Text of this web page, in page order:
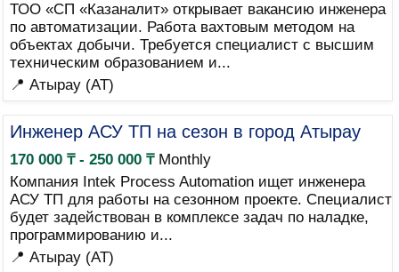
ТОО «СП «Казаналит» открывает вакансию инженера
по автоматизации. Работа вахтовым методом на
объектах добычи. Требуется специалист с высшим
техническим образованием и...
📍 Атырау (AT)
Инженер АСУ ТП на сезон в город Атырау
170 000 ₸ - 250 000 ₸Monthly
Компания Intek Process Automation ищет инженера
АСУ ТП для работы на сезонном проекте. Специалист
будет задействован в комплексе задач по наладке,
программированию и...
📍 Атырау (AT)